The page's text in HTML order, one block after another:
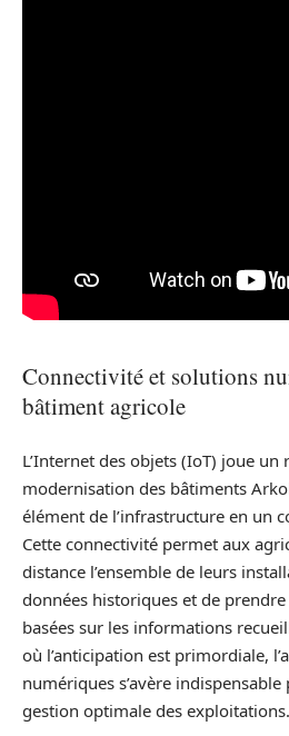
Connectivité et solutions
bâtiment agricole
L’Internet des objets (IoT) joue un
modernisation des bâtiments
élément de l’infrastructure en un
Cette connectivité permet aux
distance l’ensemble de leurs
données historiques et de
basées sur les informations
où l’anticipation est primordiale,
numériques s’avère
gestion optimale des exploitations.